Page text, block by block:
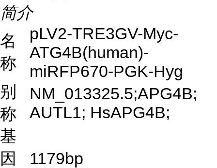
简介
名
称
pLV2-TRE3GV-Myc-
ATG4B(human)-
miRFP670-PGK-Hyg
别
称
NM_013325.5;APG4B;
AUTL1; HsAPG4B;
基
因
1179bp